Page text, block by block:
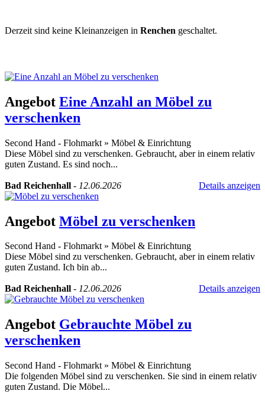
Derzeit sind keine Kleinanzeigen in Renchen geschaltet.
Angebot Eine Anzahl an Möbel zu
verschenken
Second Hand - Flohmarkt » Möbel & Einrichtung
Diese Möbel sind zu verschenken. Gebraucht, aber in einem relativ
guten Zustand. Es sind noch...
Bad Reichenhall - 12.06.2026 Details anzeigen
Angebot Möbel zu verschenken
Second Hand - Flohmarkt » Möbel & Einrichtung
Diese Möbel sind zu verschenken. Gebraucht, aber in einem relativ
guten Zustand. Ich bin ab...
Bad Reichenhall - 12.06.2026 Details anzeigen
Angebot Gebrauchte Möbel zu
verschenken
Second Hand - Flohmarkt » Möbel & Einrichtung
Die folgenden Möbel sind zu verschenken. Sie sind in einem relativ
guten Zustand. Die Möbel...